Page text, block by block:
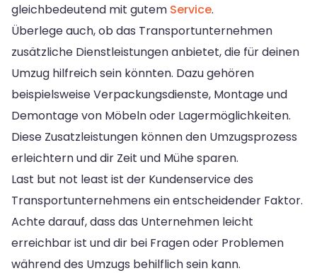
gleichbedeutend mit gutem Service.
Überlege auch, ob das Transportunternehmen
zusätzliche Dienstleistungen anbietet, die für deinen
Umzug hilfreich sein könnten. Dazu gehören
beispielsweise Verpackungsdienste, Montage und
Demontage von Möbeln oder Lagermöglichkeiten.
Diese Zusatzleistungen können den Umzugsprozess
erleichtern und dir Zeit und Mühe sparen.
Last but not least ist der Kundenservice des
Transportunternehmens ein entscheidender Faktor.
Achte darauf, dass das Unternehmen leicht
erreichbar ist und dir bei Fragen oder Problemen
während des Umzugs behilflich sein kann.